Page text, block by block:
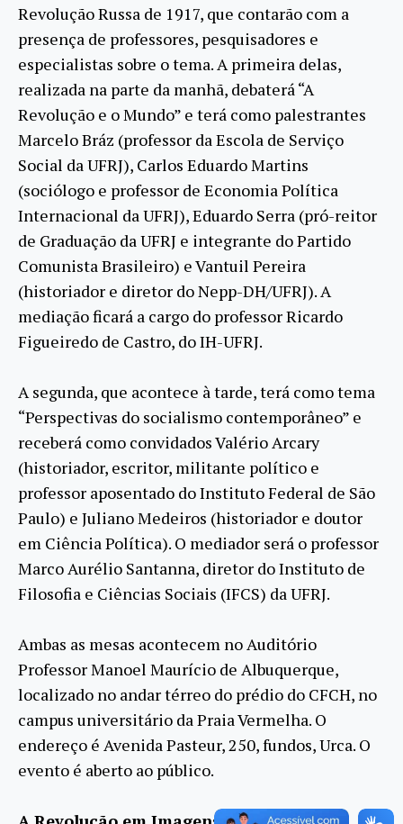
Revolução Russa de 1917, que contarão com a
presença de professores, pesquisadores e
especialistas sobre o tema. A primeira delas,
realizada na parte da manhã, debaterá “A
Revolução e o Mundo” e terá como palestrantes
Marcelo Bráz (professor da Escola de Serviço
Social da UFRJ), Carlos Eduardo Martins
(sociólogo e professor de Economia Política
Internacional da UFRJ), Eduardo Serra (pró-reitor
de Graduação da UFRJ e integrante do Partido
Comunista Brasileiro) e Vantuil Pereira
(historiador e diretor do Nepp-DH/UFRJ). A
mediação ficará a cargo do professor Ricardo
Figueiredo de Castro, do IH-UFRJ.
A segunda, que acontece à tarde, terá como tema
“Perspectivas do socialismo contemporâneo” e
receberá como convidados Valério Arcary
(historiador, escritor, militante político e
professor aposentado do Instituto Federal de São
Paulo) e Juliano Medeiros (historiador e doutor
em Ciência Política). O mediador será o professor
Marco Aurélio Santanna, diretor do Instituto de
Filosofia e Ciências Sociais (IFCS) da UFRJ.
Ambas as mesas acontecem no Auditório
Professor Manoel Maurício de Albuquerque,
localizado no andar térreo do prédio do CFCH, no
campus universitário da Praia Vermelha. O
endereço é Avenida Pasteur, 250, fundos, Urca. O
evento é aberto ao público.